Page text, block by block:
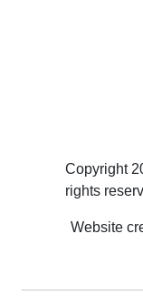
Copyright
rights
Website